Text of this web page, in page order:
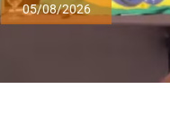
05/08/2026